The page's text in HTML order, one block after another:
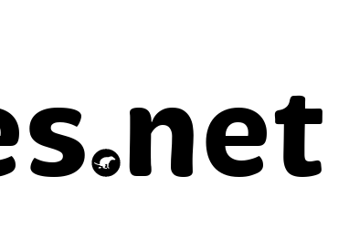
net